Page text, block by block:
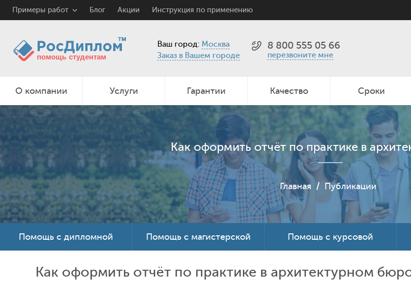
Примеры работ Блог Акции Инструкция по применению
Ваш город: Москва
Заказ в Вашем городе
8 800 555 05 66
перезвоните мне
О компании Услуги Гарантии Качество Сроки
Как оформить отчёт по практике в
Главная / Публикации
Помощь с дипломной Помощь с магистерской Помощь с курсовой
Как оформить отчёт по практике в архитектурном